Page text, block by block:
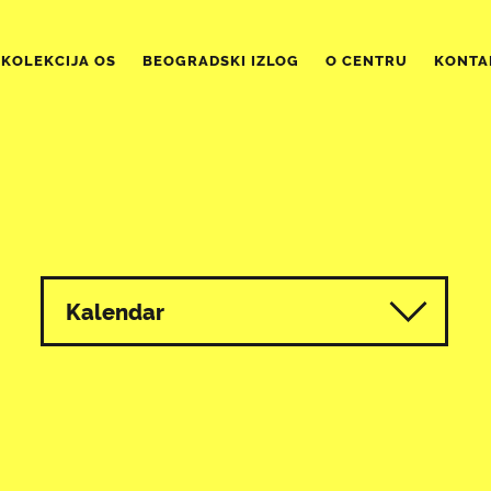
KOLEKCIJA OS BEOGRADSKI IZLOG O CENTRU
Kalendar